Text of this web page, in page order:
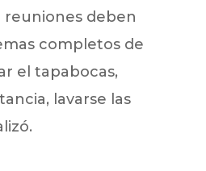
reuniones deben
completos de
el tapabocas,
lavarse las